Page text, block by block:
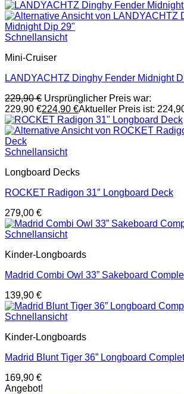
Schnellansicht
Mini-Cruiser
LANDYACHTZ Dinghy Fender Midnight
229,90€ Ursprünglicher Preis war:
229,90 €224,90 €Aktueller Preis ist:
Schnellansicht
Longboard Decks
ROCKET Radigon 31″ Longboard Deck
279,00 €
Schnellansicht
Kinder-Longboards
Madrid Combi Owl 33” Sakeboard
139,90 €
Schnellansicht
Kinder-Longboards
Madrid Blunt Tiger 36” Longboard
169,90 €
Angebot!